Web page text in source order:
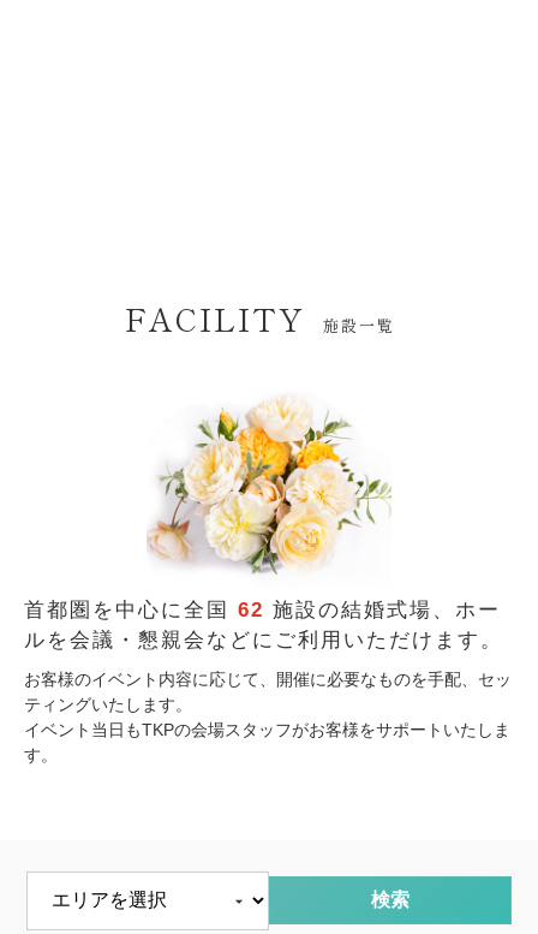
FACILITY 施設一覧
首都圏を中心に全国 62 施設の結婚式場、 ホー
ルを会議・懇親会などにご利用いただけます。
お客様のイベント内容に応じて、開催に必要なものを手配、セッ
ティングいたします。
イベント当日もTKPの会場スタッフがお客様をサポートいたしま
す。